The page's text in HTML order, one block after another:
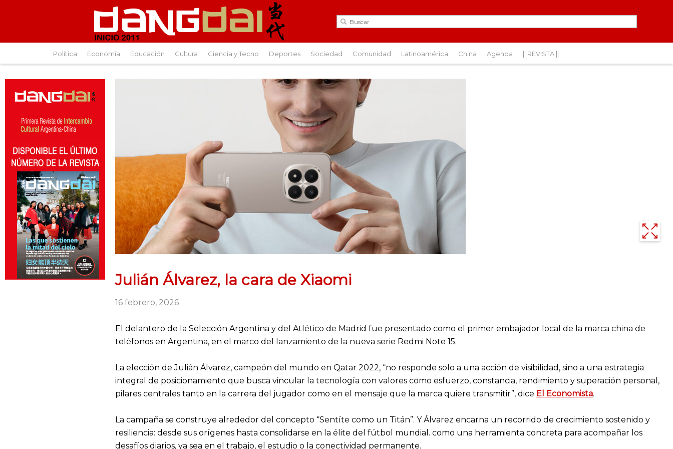
Política Economía Educación Cultura Ciencia y Tecno Deportes Sociedad Comunidad Latinoamérica China Agenda || REVISTA ||
Julián Álvarez, la cara de Xiaomi
16 febrero, 2026
El delantero de la Selección Argentina y del Atlético de Madrid fue presentado como el primer embajador local de la marca china de
teléfonos en Argentina, en el marco del lanzamiento de la nueva serie Redmi Note 15.
La elección de Julián Álvarez, campeón del mundo en Qatar 2022, “no responde solo a una acción de visibilidad, sino a una estrategia
integral de posicionamiento que busca vincular la tecnología con valores como esfuerzo, constancia, rendimiento y superación personal,
pilares centrales tanto en la carrera del jugador como en el mensaje que la marca quiere transmitir”, dice El Economista.
La campaña se construye alrededor del concepto “Sentíte como un Titán”. Y Álvarez encarna un recorrido de crecimiento sostenido y
resiliencia: desde sus orígenes hasta consolidarse en la élite del fútbol mundial. como una herramienta concreta para acompañar los
desafíos diarios, ya sea en el trabajo, el estudio o la conectividad permanente.